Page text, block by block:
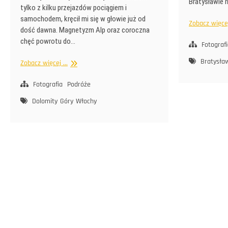
Zobacz
tylko z kilku przejazdów pociągiem i
samochodem, kręcił mi się w głowie już od
dość dawna. Magnetyzm Alp oraz coroczna
chęć powrotu do…
Zobacz więcej ... Cztery
z
Fotografia
Podróże
Dolomity Góry Włochy